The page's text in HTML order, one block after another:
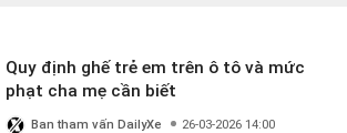
Quy định ghế trẻ em trên ô tô và mức
phạt cha mẹ cần biết
Ban tham vấn DailyXe 26-03-2026 14:00